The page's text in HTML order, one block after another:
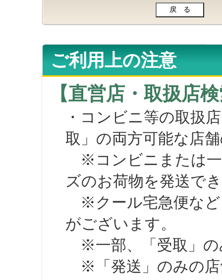
ご利用上の注意
【直営店・取扱店
・コンビニ等の取扱
取」の両方可能な店
※コンビニまたは一
ズのお荷物を発送で
※クール宅急便など
がございます。
※一部、「受取」の
※「発送」のみの店